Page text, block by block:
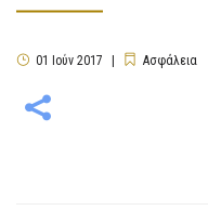
01 Ιούν 2017 Ασφάλεια